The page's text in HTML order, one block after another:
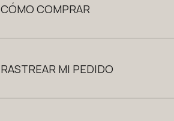
CÓMO COMPRAR
RASTREAR MI PEDIDO